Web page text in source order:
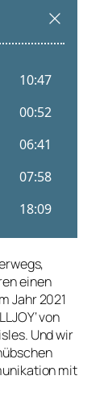
einen
Jahr 2021
von
Und wir
mit